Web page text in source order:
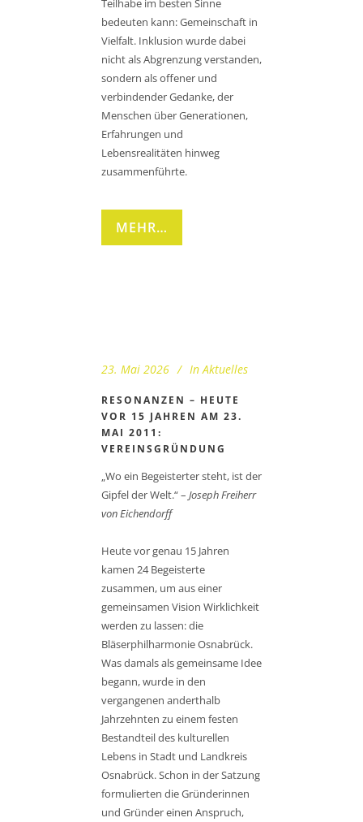
bedeuten kann: Gemeinschaft in
Vielfalt. Inklusion wurde dabei
nicht als Abgrenzung verstanden,
sondern als offener und
verbindender Gedanke, der
Menschen über Generationen,
Erfahrungen und
Lebensrealitäten hinweg
zusammenführte.
MEHR…
23. Mai 2026 In Aktuelles
RESONANZEN – HEUTE
VOR 15 JAHREN AM 23.
MAI 2011:
VEREINSGRÜNDUNG
„Wo ein Begeisterter steht, ist der
Gipfel der Welt.“ – Joseph Freiherr
von Eichendorff
Heute vor genau 15 Jahren
kamen 24 Begeisterte
zusammen, um aus einer
gemeinsamen Vision Wirklichkeit
werden zu lassen: die
Bläserphilharmonie Osnabrück.
Was damals als gemeinsame Idee
begann, wurde in den
vergangenen anderthalb
Jahrzehnten zu einem festen
Bestandteil des kulturellen
Lebens in Stadt und Landkreis
Osnabrück. Schon in der Satzung
formulierten die Gründerinnen
und Gründer einen Anspruch,